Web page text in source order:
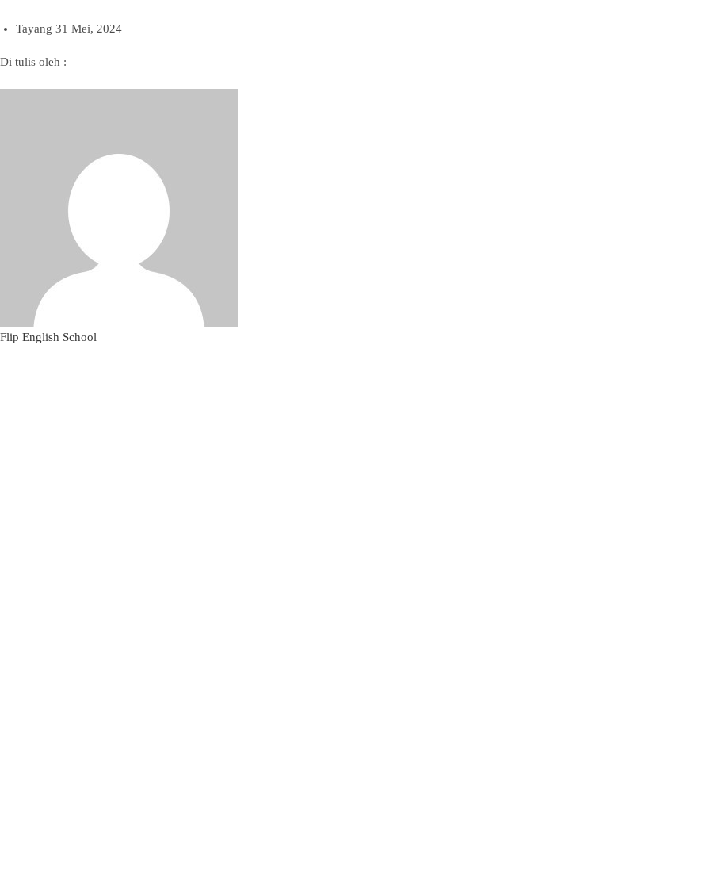
Tayang 31 Mei, 2024
Di tulis oleh :
Flip English School